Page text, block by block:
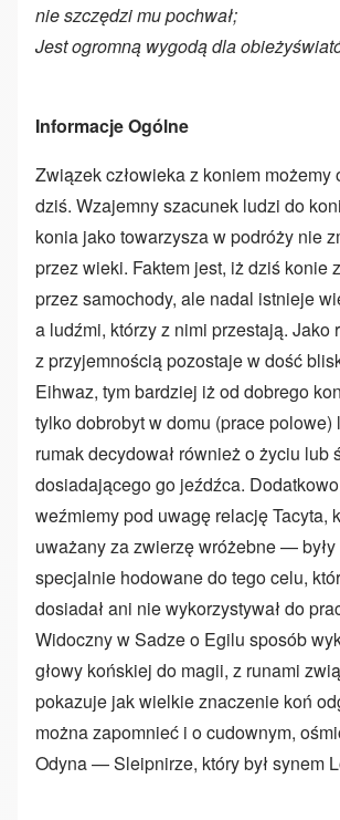
nie szczędzi mu pochwał;
Jest ogromną wygodą dla
Informacje Ogólne
Związek człowieka z koniem możemy
dziś. Wzajemny szacunek ludzi do
konia jako towarzysza w podróży nie
przez wieki. Faktem jest, iż dziś konie
przez samochody, ale nadal istnieje
a ludźmi, którzy z nimi przestają. Jako
z przyjemnością pozostaje w dość
Eihwaz, tym bardziej iż od dobrego
tylko dobrobyt w domu (prace polowe)
rumak decydował również o życiu lub
dosiadającego go jeźdźca.
weźmiemy pod uwagę relację Tacyta,
uważany za zwierzę wróżebne —
specjalnie hodowane do tego celu,
dosiadał ani nie wykorzystywał do
Widoczny w Sadze o Egilu sposób
głowy końskiej do magii, z runami
pokazuje jak wielkie znaczenie koń
można zapomnieć i o cudownym,
Odyna — Sleipnirze, który był synem